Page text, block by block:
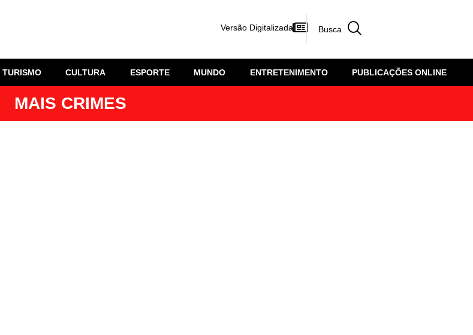
Versão Digitalizada
TURISMO CULTURA ESPORTE MUNDO ENTRETENIMENTO PUBLICAÇÕES ONLINE
MAIS CRIMES